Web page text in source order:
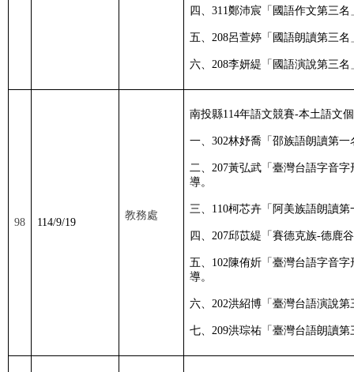
四、 311鄭沛宸「國語作文第三
五、 208呂萱婷「國語朗讀第三
六、 208李妍緹「國語演說第三
98 114/9/19
教務處
南投縣114年語文競賽-本土語文
一、 302林妤喬「邵族語朗讀第一
二、 207黃弘武「臺灣台語字音
導。
三、 110柯芯卉「阿美族語朗讀第
四、 207邱苡緹「賽德克族-德鹿
五、 102陳侑妡「臺灣台語字音
導。
六、 202洪紹博「臺灣台語演說
七、 209洪琮祐「臺灣台語朗讀